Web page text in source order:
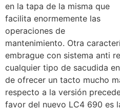
en la tapa de la misma que
facilita enormemente las
operaciones de
mantenimiento. Otra
embrague con sistema anti
cualquier tipo de sacudida
de ofrecer un tacto mucho
respecto a la versión
favor del nuevo LC4 690 es